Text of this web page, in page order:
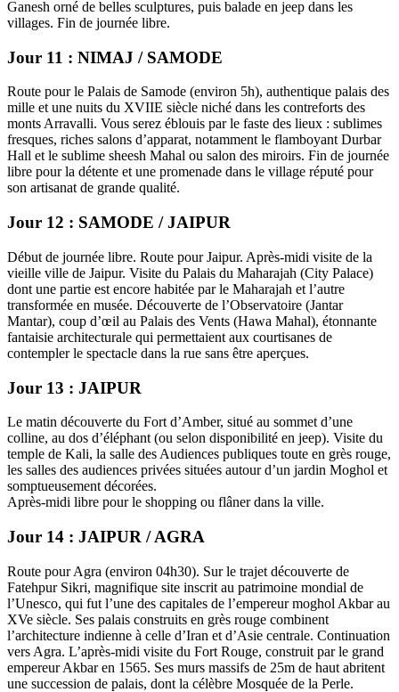
Ganesh orné de belles sculptures, puis balade en jeep dans les
villages. Fin de journée libre.
Jour 11 : NIMAJ / SAMODE
Route pour le Palais de Samode (environ 5h), authentique palais des
mille et une nuits du XVIIE siècle niché dans les contreforts des
monts Arravalli. Vous serez éblouis par le faste des lieux : sublimes
fresques, riches salons d’apparat, notamment le flamboyant Durbar
Hall et le sublime sheesh Mahal ou salon des miroirs. Fin de journée
libre pour la détente et une promenade dans le village réputé pour
son artisanat de grande qualité.
Jour 12 : SAMODE / JAIPUR
Début de journée libre. Route pour Jaipur. Après-midi visite de la
vieille ville de Jaipur. Visite du Palais du Maharajah (City Palace)
dont une partie est encore habitée par le Maharajah et l’autre
transformée en musée. Découverte de l’Observatoire (Jantar
Mantar), coup d’œil au Palais des Vents (Hawa Mahal), étonnante
fantaisie architecturale qui permettaient aux courtisanes de
contempler le spectacle dans la rue sans être aperçues.
Jour 13 : JAIPUR
Le matin découverte du Fort d’Amber, situé au sommet d’une
colline, au dos d’éléphant (ou selon disponibilité en jeep). Visite du
temple de Kali, la salle des Audiences publiques toute en grès rouge,
les salles des audiences privées situées autour d’un jardin Moghol et
somptueusement décorées.
Après-midi libre pour le shopping ou flâner dans la ville.
Jour 14 : JAIPUR / AGRA
Route pour Agra (environ 04h30). Sur le trajet découverte de
Fatehpur Sikri, magnifique site inscrit au patrimoine mondial de
l’Unesco, qui fut l’une des capitales de l’empereur moghol Akbar au
XVe siècle. Ses palais construits en grès rouge combinent
l’architecture indienne à celle d’Iran et d’Asie centrale. Continuation
vers Agra. L’après-midi visite du Fort Rouge, construit par le grand
empereur Akbar en 1565. Ses murs massifs de 25m de haut abritent
une succession de palais, dont la célèbre Mosquée de la Perle.